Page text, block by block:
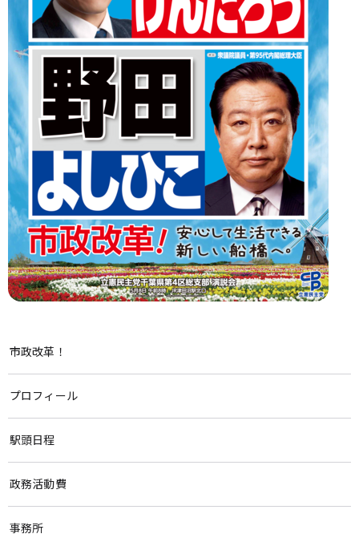
市政改革！
プロフィール
駅頭日程
政務活動費
事務所